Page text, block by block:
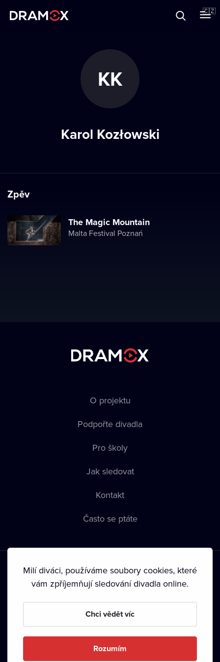
🇨🇿
KK
Karol Kozłowski
Zpěv
The Magic Mountain
Malta Festival Poznań
O projektu
Podpořte divadla
Pro školy
Jak sledovat
Kontakt
Často se ptáte
Podmínky používání • Ochrana soukromí • Zásady používání
• Autorská práva•
Milí diváci, používáme soubory cookies, které
vám zpříjemňují sledování divadla online.
Chci vědět víc
Rozumím